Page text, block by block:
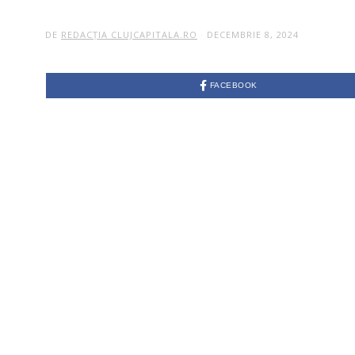
DE REDACȚIA CLUJCAPITALA.RO DECEMBRIE 8, 2024
FACEBOOK